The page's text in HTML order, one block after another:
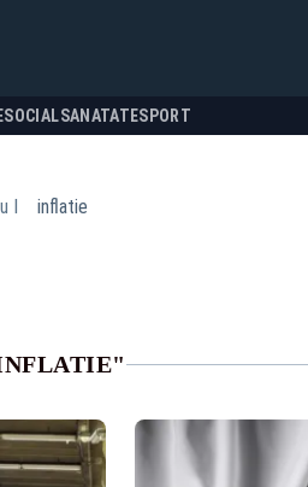
SOCIALSANATATESPORT
I inflatie